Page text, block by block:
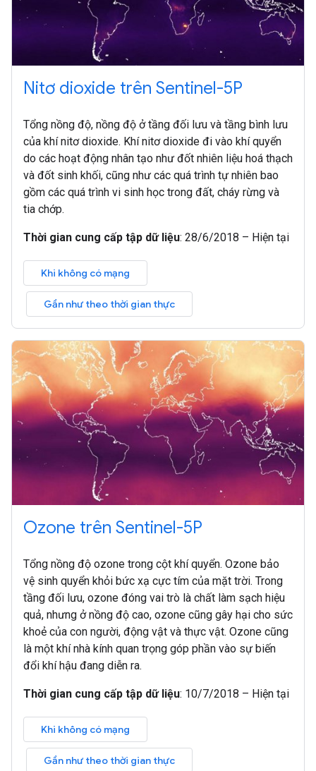
Nitơ dioxide trên Sentinel-5P
Tổng nồng độ, nồng độ ở tầng đối lưu và tầng bình lưu
của khí nitơ dioxide. Khí nitơ dioxide đi vào khí quyển
do các hoạt động nhân tạo như đốt nhiên liệu hoá thạch
và đốt sinh khối, cũng như các quá trình tự nhiên bao
gồm các quá trình vi sinh học trong đất, cháy rừng và
tia chớp.
Thời gian cung cấp tập dữ liệu: 28/6/2018 – Hiện tại
Khi không có mạng
Gần như theo thời gian thực
Ozone trên Sentinel-5P
Tổng nồng độ ozone trong cột khí quyển. Ozone bảo
vệ sinh quyển khỏi bức xạ cực tím của mặt trời. Trong
tầng đối lưu, ozone đóng vai trò là chất làm sạch hiệu
quả, nhưng ở nồng độ cao, ozone cũng gây hại cho sức
khoẻ của con người, động vật và thực vật. Ozone cũng
là một khí nhà kính quan trọng góp phần vào sự biến
đổi khí hậu đang diễn ra.
Thời gian cung cấp tập dữ liệu: 10/7/2018 – Hiện tại
Khi không có mạng
Gần như theo thời gian thực